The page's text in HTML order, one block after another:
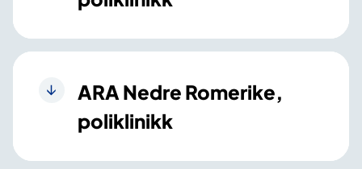
ARA Nedre Romerike,
poliklinikk